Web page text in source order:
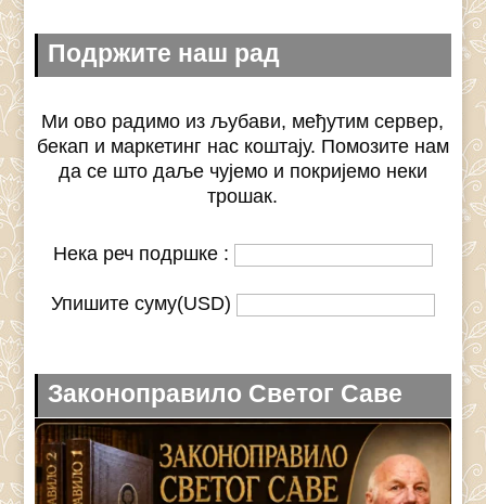
Подржите наш рад
Ми ово радимо из љубави, међутим сервер,
бекап и маркетинг нас коштају. Помозите нам
да се што даље чујемо и покријемо неки
трошак.
Нека реч подршке :
Упишите суму(USD)
Законоправило Светог Саве